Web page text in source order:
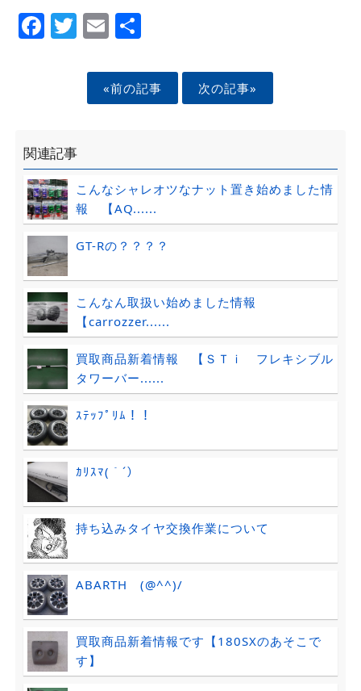
Facebook
Twitter
EmailShare
«前の記事 次の記事»
関連記事
こんなシャレオツなナット置き始めました情
報 【AQ......
GT-Rの？？？？
こんなん取扱い始めました情報
【carrozzer......
買取商品新着情報 【ＳＴｉ フレキシブル
タワーバー......
ｽﾃｯﾌﾟﾘﾑ！！
ｶﾘｽﾏ(｀´）
持ち込みタイヤ交換作業について
ABARTH (@^^)/
買取商品新着情報です【180SXのあそこで
す】